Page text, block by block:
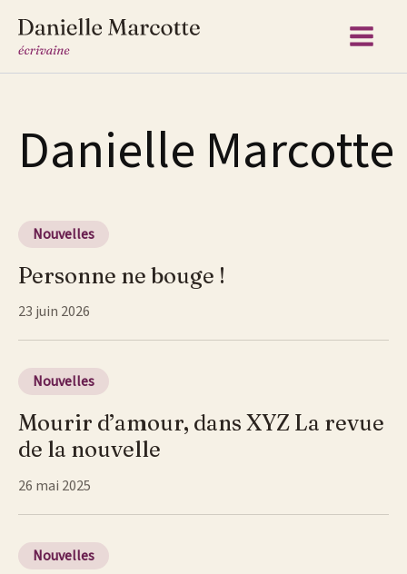
Aller
contenu
Danielle Marcotte
Nouvelles
Personne ne bouge !
23 juin 2026
Nouvelles
Mourir d’amour, dans XYZ La revue
de la nouvelle
26 mai 2025
Nouvelles